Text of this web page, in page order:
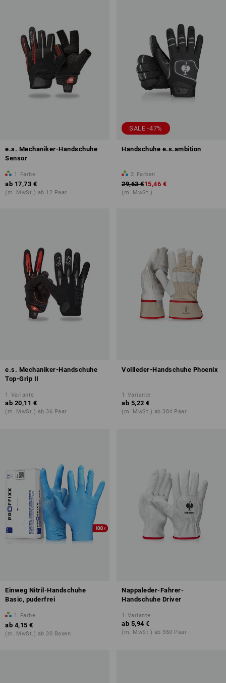
e.s. Mechaniker-Handschuhe
Sensor
1 Farbe
ab 17,73 €
(m. MwSt.) ab 12 Paar
SALE -47%
Handschuhe e.s.ambition
3 Farben
29,63 €15,46 €
(m. MwSt.)
e.s. Mechaniker-Handschuhe
Top-Grip II
1 Variante
ab 20,11 €
(m. MwSt.) ab 36 Paar
Vollleder-Handschuhe Phoenix
1 Variante
ab 5,22 €
(m. MwSt.) ab 384 Paar
Einweg Nitril-Handschuhe
Basic, puderfrei
1 Farbe
ab 4,15 €
(m. MwSt.) ab 30 Boxen
Nappaleder-Fahrer-
Handschuhe Driver
1 Variante
ab 5,94 €
(m. MwSt.) ab 360 Paar